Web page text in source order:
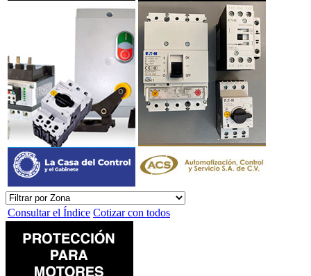
Consultar el Índice Cotizar con todos